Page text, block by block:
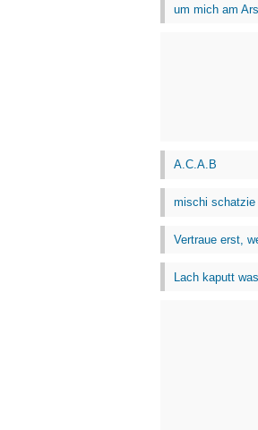
um mich am
A.C.A.B
mischi schatzie
Vertraue erst,
Lach kaputt